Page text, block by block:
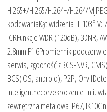
H.265+/H.265/H.264+/H.264/
kodowaniaKąt widzenia H: 103°
ICRFunkcje WDR (120dB), 3DNR,
2.8mm F1.6Promiennik
serwis, zgodność z BCS-NVR,
BCS(iOS, android), P2P,
inteligentne: przekroczenie linii,
zewnętrzna metalowa IP67,